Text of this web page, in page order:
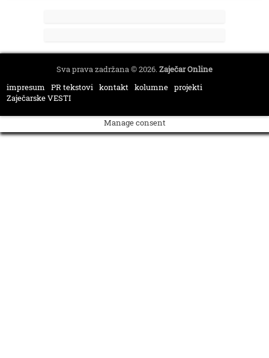
Sva prava zadržana © 2026.Zaječar Online
impresum
PR tekstovi kontakt kolumne projekti
Zaječarske VESTI
Manage consent